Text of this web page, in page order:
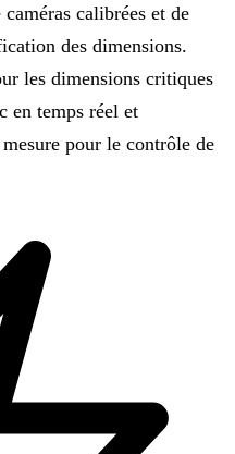
calibrées et de
des dimensions.
les dimensions critiques
en temps réel et
pour le contrôle de